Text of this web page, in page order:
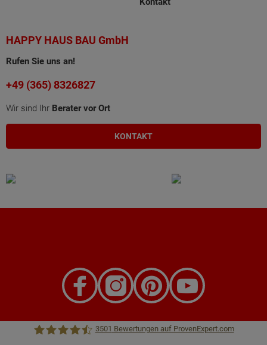
HAPPY HAUS BAU GmbH
Rufen Sie uns an!
+49 (365) 8326827
Wir sind Ihr Berater vor Ort
KONTAKT
3501 Bewertungen auf ProvenExpert.com